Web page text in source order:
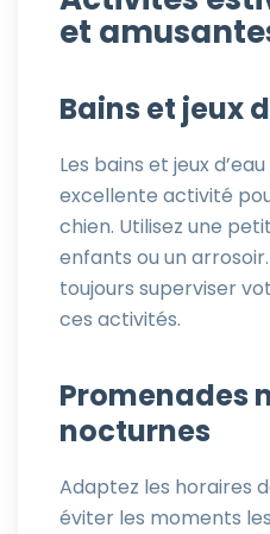
et
Bains et jeux
Les bains et jeux
excellente activité
chien. Utilisez une
enfants ou un
toujours superviser
ces activités.
Promenades
nocturnes
Adaptez les horaires
éviter les moments